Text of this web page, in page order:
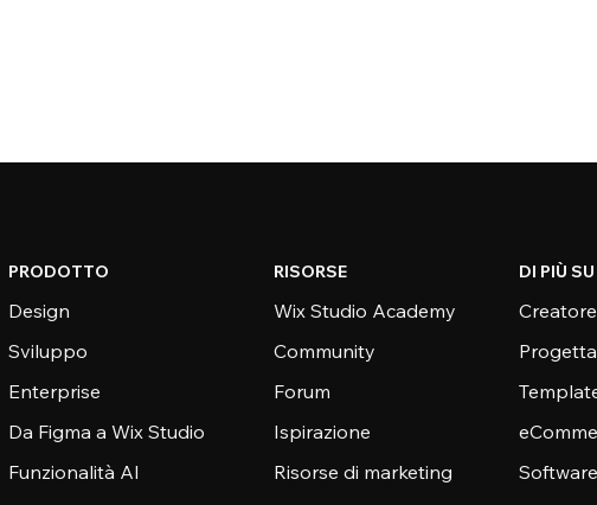
PRODOTTO
Design
Sviluppo
Enterprise
Da Figma a Wix Studio
Funzionalità AI
RISORSE
Wix Studio Academy
Community
Forum
Ispirazione
Risorse di marketing
DI PIÙ